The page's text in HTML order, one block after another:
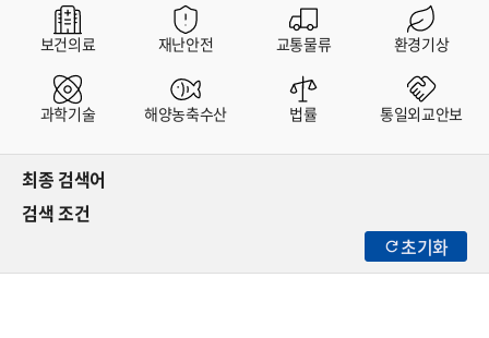
보건의료 재난안전 교통물류 환경기상
과학기술 해양농축수산 법률 통일외교안보
최종 검색어
검색 조건
초기화